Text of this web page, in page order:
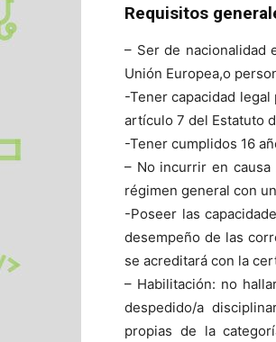
Requisitos
– Ser de nacionalidad
Unión Europea,o
-Tener capacidad
artículo 7 del Estatuto
-Tener cumplidos 16
– No incurrir en
régimen general con
-Poseer las
desempeño de las
se acreditará con la
– Habilitación: no
despedido/a
propias de la